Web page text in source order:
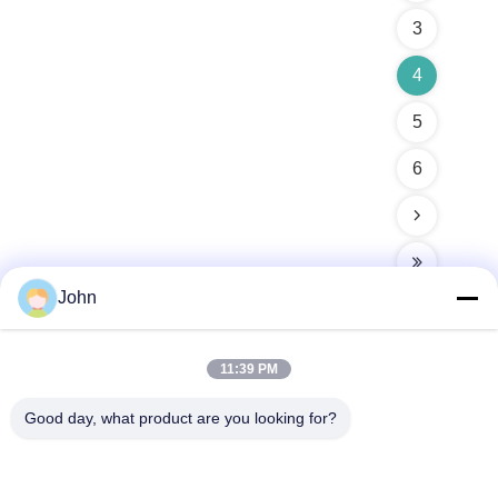
3
4
5
6
John
11:39 PM
Good day, what product are you looking for?